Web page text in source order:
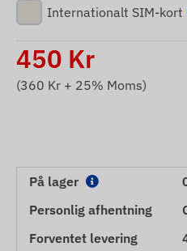
Internationalt SIM-kort
450 Kr
(360 Kr + 25% Moms)
På lager
Personlig afhentning
Forventet levering